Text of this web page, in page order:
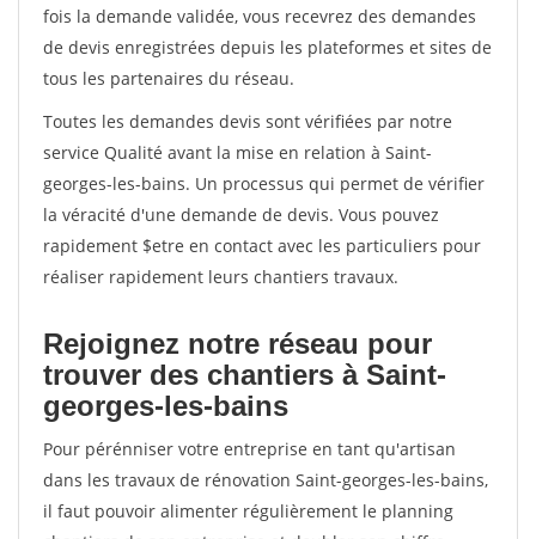
fois la demande validée, vous recevrez des demandes
de devis enregistrées depuis les plateformes et sites de
tous les partenaires du réseau.
Toutes les demandes devis sont vérifiées par notre
service Qualité avant la mise en relation à Saint-
georges-les-bains. Un processus qui permet de vérifier
la véracité d'une demande de devis. Vous pouvez
rapidement $etre en contact avec les particuliers pour
réaliser rapidement leurs chantiers travaux.
Rejoignez notre réseau pour
trouver des chantiers à Saint-
georges-les-bains
Pour pérénniser votre entreprise en tant qu'artisan
dans les travaux de rénovation Saint-georges-les-bains,
il faut pouvoir alimenter régulièrement le planning